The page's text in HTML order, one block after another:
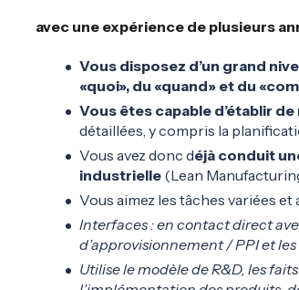
avec une expérience de plusieurs
Vous disposez d’un grand
«quoi», du «quand» et du
Vous êtes capable d’établir
détaillées, y compris la
Vous avez donc déjà conduit
industrielle (Lean
Vous aimez les tâches variées et
Interfaces : en contact direct
d’approvisionnement / PPI et
Utilise le modèle de R&D, les